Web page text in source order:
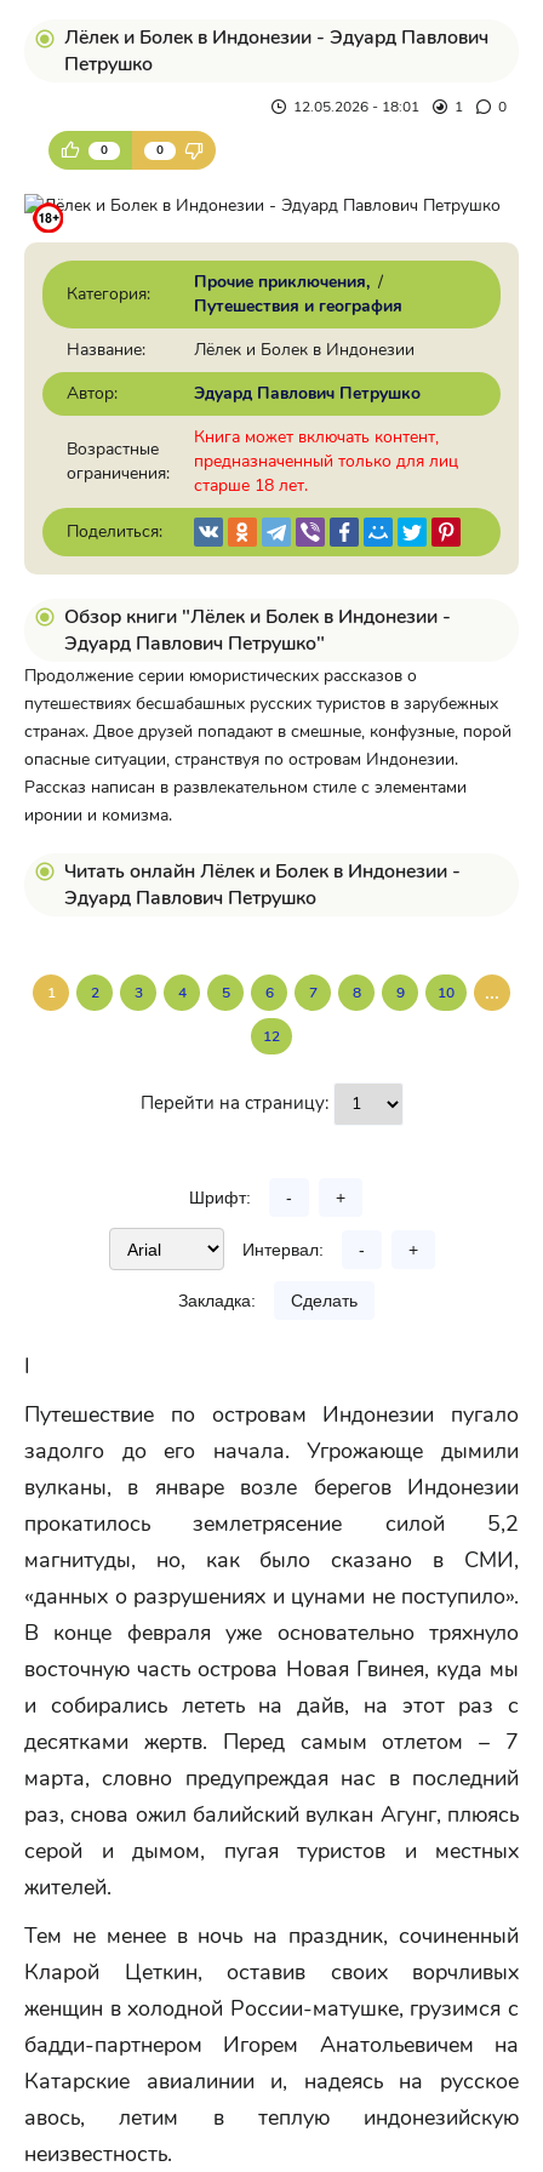
Лёлек и Болек в Индонезии - Эдуард Павлович
Петрушко
12.05.2026 - 18:01 1 0
0 0
Категория:
Прочие приключения /
Путешествия и география
Название:
Лёлек и Болек в Индонезии
Автор:
Эдуард Павлович Петрушко
Возрастные
ограничения:
Книга может включать контент,
предназначенный только для лиц
старше 18 лет.
Поделиться:
Обзор книги "Лёлек и Болек в Индонезии -
Эдуард Павлович Петрушко"
Продолжение серии юмористических рассказов о
путешествиях бесшабашных русских туристов в зарубежных
странах. Двое друзей попадают в смешные, конфузные, порой
опасные ситуации, странствуя по островам Индонезии.
Рассказ написан в развлекательном стиле с элементами
иронии и комизма.
Читать онлайн Лёлек и Болек в Индонезии -
Эдуард Павлович Петрушко
1 2 3 4 5 6 7 8 9 10 ...
12
Перейти на страницу:
Шрифт: - +
Интервал: - +
Закладка: Сделать
I
Путешествие по островам Индонезии пугало
задолго до его начала. Угрожающе дымили
вулканы, в январе возле берегов Индонезии
прокатилось землетрясение силой 5,2
магнитуды, но, как было сказано в СМИ,
«данных о разрушениях и цунами не поступило».
В конце февраля уже основательно тряхнуло
восточную часть острова Новая Гвинея, куда мы
и собирались лететь на дайв, на этот раз с
десятками жертв. Перед самым отлетом – 7
марта, словно предупреждая нас в последний
раз, снова ожил балийский вулкан Агунг, плюясь
серой и дымом, пугая туристов и местных
жителей.
Тем не менее в ночь на праздник, сочиненный
Кларой Цеткин, оставив своих ворчливых
женщин в холодной России-матушке, грузимся с
бадди-партнером Игорем Анатольевичем на
Катарские авиалинии и, надеясь на русское
авось, летим в теплую индонезийскую
неизвестность.